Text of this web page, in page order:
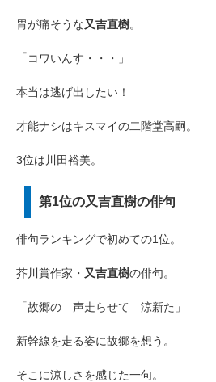
胃が痛そうな又吉直樹。
「コワいんす・・・」
本当は逃げ出したい！
才能ナシはキスマイの二階堂高嗣。
3位は川田裕美。
第1位の又吉直樹の俳句
俳句ランキングで初めての1位。
芥川賞作家・ 又吉直樹の俳句。
「故郷の 声走らせて 涼新た」
新幹線を走る姿に故郷を想う。
そこに涼しさを感じた一句。